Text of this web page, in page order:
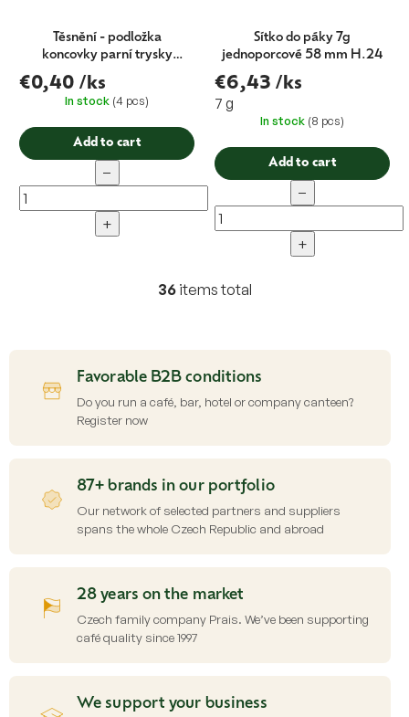
Těsnění - podložka
koncovky parní trysky
Astoria 1 ks
€0,40 /ks
In stock (4 pcs)
Add to cart
−
+
Sítko do páky 7g
jednoporcové 58 mm H.24
€6,43 /ks
7 g
In stock (8 pcs)
Add to cart
−
+
L
n
g
r
o
36items total
Favorable B2B conditions
Do you run a café, bar, hotel or company canteen?
Register now
87+ brands in our portfolio
Our network of selected partners and suppliers
spans the whole Czech Republic and abroad
28 years on the market
Czech family company Prais. We’ve been supporting
café quality since 1997
We support your business